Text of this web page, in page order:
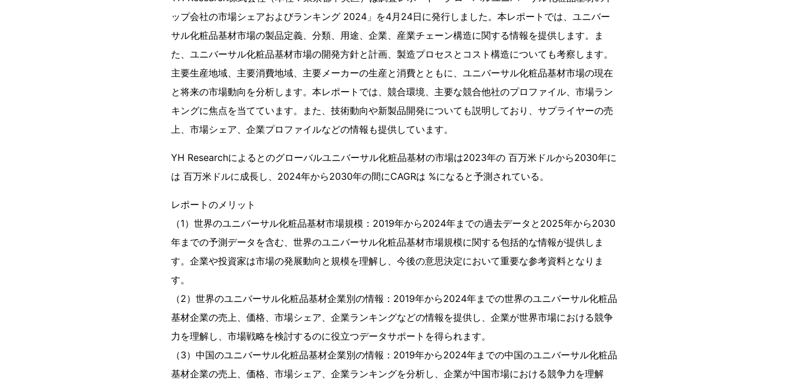
ップ会社の市場シェアおよびランキング 2024」を4月24日に発行しました。本レポートでは、ユニバー
サル化粧品基材市場の製品定義、分類、用途、企業、産業チェーン構造に関する情報を提供します。ま
た、ユニバーサル化粧品基材市場の開発方針と計画、製造プロセスとコスト構造についても考察します。
主要生産地域、主要消費地域、主要メーカーの生産と消費とともに、ユニバーサル化粧品基材市場の現在
と将来の市場動向を分析します。本レポートでは、競合環境、主要な競合他社のプロファイル、市場ラン
キングに焦点を当てています。また、技術動向や新製品開発についても説明しており、サプライヤーの売
上、市場シェア、企業プロファイルなどの情報も提供しています。
YH Researchによるとのグローバルユニバーサル化粧品基材の市場は2023年の 百万米ドルから2030年に
は 百万米ドルに成長し、2024年から2030年の間にCAGRは %になると予測されている。
レポートのメリット
（1）世界のユニバーサル化粧品基材市場規模：2019年から2024年までの過去データと2025年から2030
年までの予測データを含む、世界のユニバーサル化粧品基材市場規模に関する包括的な情報が提供しま
す。企業や投資家は市場の発展動向と規模を理解し、今後の意思決定において重要な参考資料となりま
す。
（2）世界のユニバーサル化粧品基材企業別の情報：2019年から2024年までの世界のユニバーサル化粧品
基材企業の売上、価格、市場シェア、企業ランキングなどの情報を提供し、企業が世界市場における競争
力を理解し、市場戦略を検討するのに役立つデータサポートを得られます。
（3）中国のユニバーサル化粧品基材企業別の情報：2019年から2024年までの中国のユニバーサル化粧品
基材企業の売上、価格、市場シェア、企業ランキングを分析し、企業が中国市場における競争力を理解